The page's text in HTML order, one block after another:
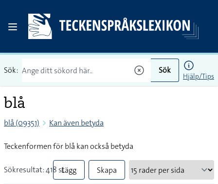
Sök: Sök
Hjälp/Tips
blå
blå (09351) Kan även betyda
Teckenformen för blå kan också betyda
Sökresultat: 418 stLägg
Skapa